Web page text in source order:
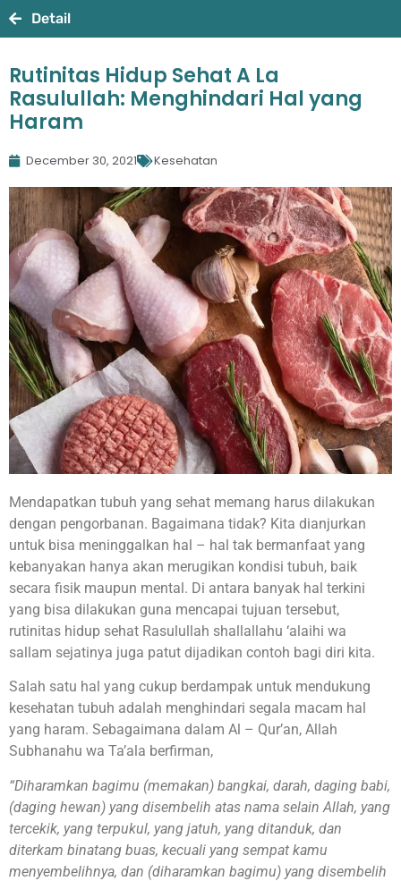
Detail
Rutinitas Hidup Sehat A La
Rasulullah: Menghindari Hal yang
Haram
December 30, 2021 Kesehatan
Mendapatkan tubuh yang sehat memang harus dilakukan
dengan pengorbanan. Bagaimana tidak? Kita dianjurkan
untuk bisa meninggalkan hal – hal tak bermanfaat yang
kebanyakan hanya akan merugikan kondisi tubuh, baik
secara fisik maupun mental. Di antara banyak hal terkini
yang bisa dilakukan guna mencapai tujuan tersebut,
rutinitas hidup sehat Rasulullah shallallahu ‘alaihi wa
sallam sejatinya juga patut dijadikan contoh bagi diri kita.
Salah satu hal yang cukup berdampak untuk mendukung
kesehatan tubuh adalah menghindari segala macam hal
yang haram. Sebagaimana dalam Al – Qur’an, Allah
Subhanahu wa Ta’ala berfirman,
“Diharamkan bagimu (memakan) bangkai, darah, daging babi,
(daging hewan) yang disembelih atas nama selain Allah, yang
tercekik, yang terpukul, yang jatuh, yang ditanduk, dan
diterkam binatang buas, kecuali yang sempat kamu
menyembelihnya, dan (diharamkan bagimu) yang disembelih